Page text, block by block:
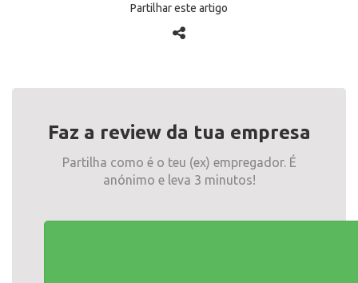
Partilhar este artigo
Faz a review da tua empresa
Partilha como é o teu (ex) empregador. É
anónimo e leva 3 minutos!